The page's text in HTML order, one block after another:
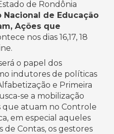
de Rondônia
Nacional de Educação
Ações que
nos dias 16,17, 18
o papel dos
indutores de políticas
e Primeira
se a mobilização
que atuam no Controle
em especial aqueles
de Contas, os gestores